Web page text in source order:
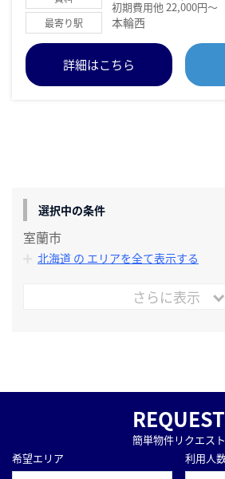
初期費用他 22,000円～
最寄り駅 本輪西
詳細はこちら
選択中の条件
室蘭市
北海道 の エリアを全て表示する
さらに表示
REQUEST
簡単物件リクエスト
希望エリア
利用人